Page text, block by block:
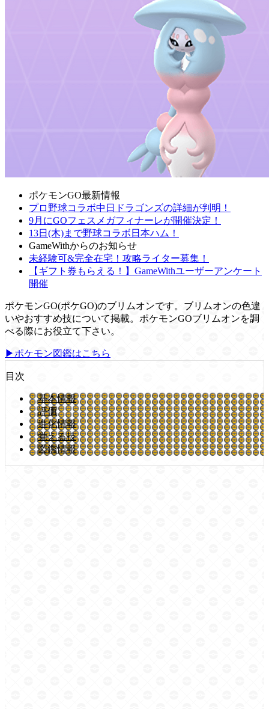
ポケモンGO最新情報
プロ野球コラボ中日ドラゴンズの詳細が判明！
9月にGOフェスメガフィナーレが開催決定！
13日(木)まで野球コラボ日本ハム！
GameWithからのお知らせ
未経験可&完全在宅！攻略ライター募集！
【ギフト券もらえる！】GameWithユーザーアンケート
開催
ポケモンGO(ポケGO)のブリムオンです。ブリムオンの色違
いやおすすめ技について掲載。ポケモンGOブリムオンを調
べる際にお役立て下さい。
▶ポケモン図鑑はこちら
目次
基本情報
評価
進化情報
覚える技
図鑑情報